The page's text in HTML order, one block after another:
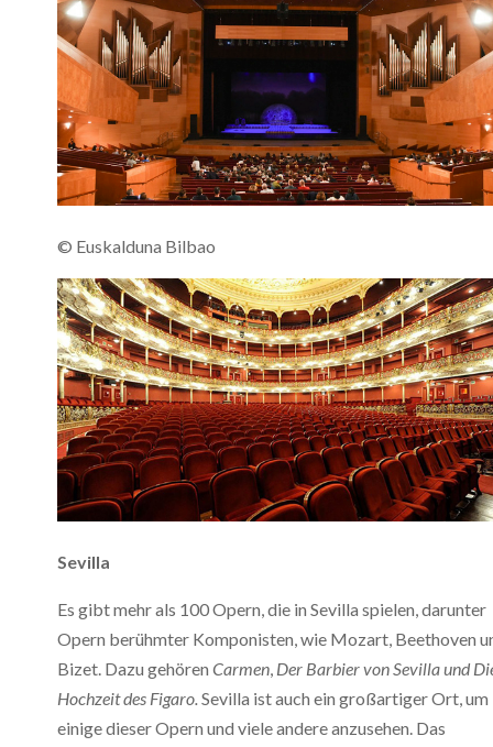
© Euskalduna Bilbao
Sevilla
Es gibt mehr als 100 Opern, die in Sevilla spielen, darunter
Opern berühmter Komponisten, wie Mozart, Beethoven
Bizet. Dazu gehören Carmen Der Barbier von Sevillaund
Hochzeit des Figaro. Sevilla ist auch ein großartiger Ort, um
einige dieser Opern und viele andere anzusehen. Das